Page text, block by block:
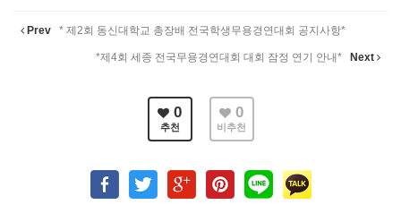
Prev * 제2회 동신대학교 총장배 전국학생무용경연대회 공지사항*
*제4회 세종 전국무용경연대회 대회 잠정 연기 안내* Next
0
추천
0
비추천